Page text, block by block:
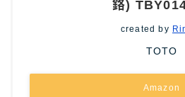
鉻)
created by
TOTO
Amazon